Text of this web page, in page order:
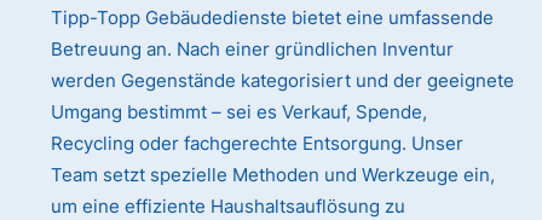
Tipp-Topp Gebäudedienste bietet eine umfassende
Betreuung an. Nach einer gründlichen Inventur
werden Gegenstände kategorisiert und der geeignete
Umgang bestimmt – sei es Verkauf, Spende,
Recycling oder fachgerechte Entsorgung. Unser
Team setzt spezielle Methoden und Werkzeuge ein,
um eine effiziente Haushaltsauflösung zu